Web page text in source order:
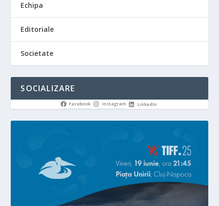
Echipa
Editoriale
Societate
SOCIALIZARE
Facebook Instagram LinkedIn